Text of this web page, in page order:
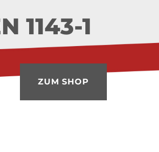
ZUM SHOP
1143-1